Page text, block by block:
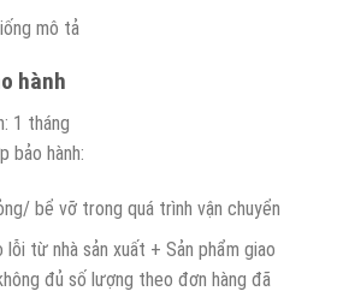
mô tả
hành
1 tháng
bảo hành:
bể vỡ trong quá trình vận chuyển
lỗi từ nhà sản xuất + Sản phẩm giao
đủ số lượng theo đơn hàng đã